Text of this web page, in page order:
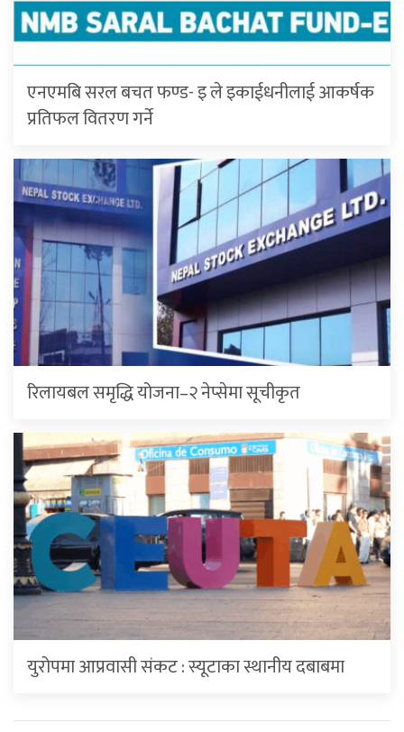
एनएमबि सरल बचत फण्ड- इ ले इकाईधनीलाई आकर्षक
प्रतिफल वितरण गर्ने
रिलायबल समृद्धि योजना–२ नेप्सेमा सूचीकृत
युरोपमा आप्रवासी संकट : स्यूटाका स्थानीय दबाबमा